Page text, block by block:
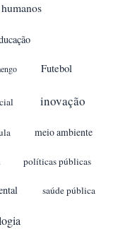
Futebol
inovação
meio ambiente
políticas públicas
saúde pública